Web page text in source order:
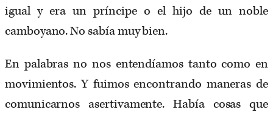
igual y era un príncipe o el hijo de un noble
camboyano. No sabía muy bien.
En palabras no nos entendíamos tanto como en
movimientos. Y fuimos encontrando maneras de
comunicarnos asertivamente. Había cosas que